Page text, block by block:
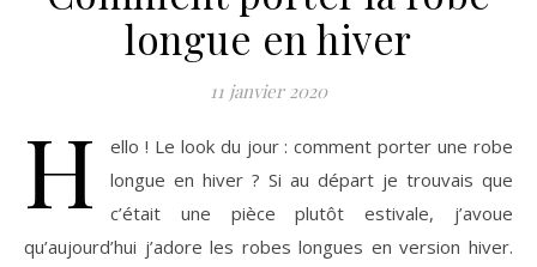
longue en hiver
11 janvier 2020
H
ello ! Le look du jour : comment porter une robe
longue en hiver ? Si au départ je trouvais que
c’était une pièce plutôt estivale, j’avoue
qu’aujourd’hui j’adore les robes longues en version hiver.